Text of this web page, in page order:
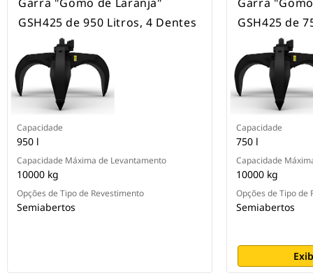
Garra "Gomo de Laranja"
GSH425 de 950 Litros, 4 Dentes
Capacidade
950 l
Capacidade Máxima de Levantamento
10000 kg
Opções de Tipo de Revestimento
Semiabertos
Garra
GSH425 de
Capacidade
750 l
Capacidade
10000 kg
Opções de Tipo de
Semiabertos